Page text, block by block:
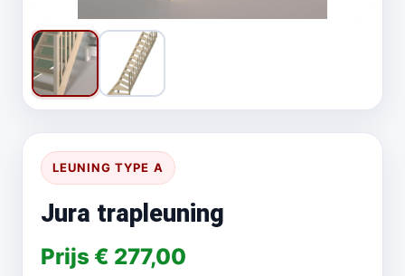
LEUNING TYPE A
Jura trapleuning
Prijs € 277,00